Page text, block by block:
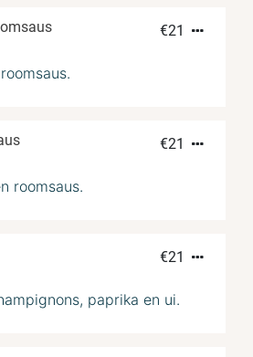
€21
€21
roomsaus.
€21
paprika en ui.